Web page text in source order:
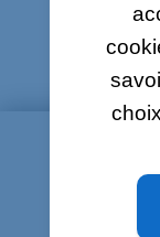
eSim